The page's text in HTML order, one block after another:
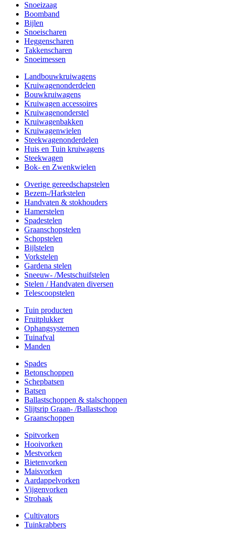
Snoeizaag
Boomband
Bijlen
Snoeischaren
Heggenscharen
Takkenscharen
Snoeimessen
Landbouwkruiwagens
Kruiwagenonderdelen
Bouwkruiwagens
Kruiwagen accessoires
Kruiwagenonderstel
Kruiwagenbakken
Kruiwagenwielen
Steekwagenonderdelen
Huis en Tuin kruiwagens
Steekwagen
Bok- en Zwenkwielen
Overige gereedschapstelen
Bezem-/Harkstelen
Handvaten & stokhouders
Hamerstelen
Spadestelen
Graanschopstelen
Schopstelen
Bijlstelen
Vorkstelen
Gardena stelen
Sneeuw- /Mestschuifstelen
Stelen / Handvaten diversen
Telescoopstelen
Tuin producten
Fruitplukker
Ophangsystemen
Tuinafval
Manden
Spades
Betonschoppen
Schepbatsen
Batsen
Ballastschoppen & stalschoppen
Slijtsrip Graan- /Ballastschop
Graanschoppen
Spitvorken
Hooivorken
Mestvorken
Bietenvorken
Maisvorken
Aardappelvorken
Vijgenvorken
Strohaak
Cultivators
Tuinkrabbers